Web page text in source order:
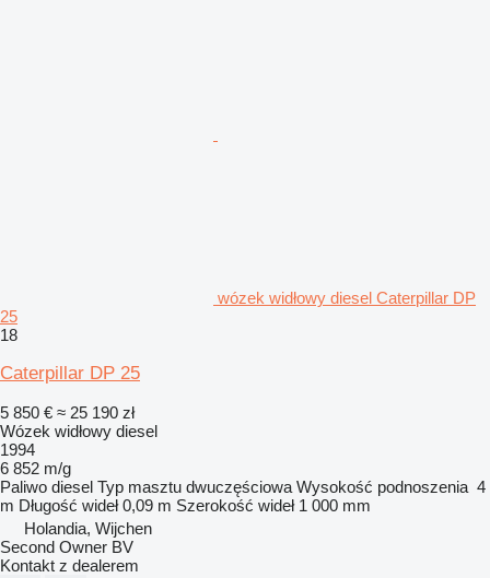
wózek widłowy diesel Caterpillar DP
25
18
Caterpillar DP 25
5 850 € ≈ 25 190 zł
Wózek widłowy diesel
1994
6 852 m/g
Paliwo diesel Typ masztu dwuczęściowa Wysokość podnoszenia 4
m Długość wideł 0,09 m Szerokość wideł 1 000 mm
Holandia, Wijchen
Second Owner BV
Kontakt z dealerem